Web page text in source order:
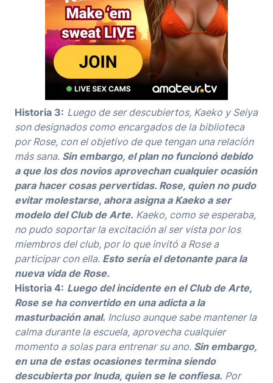
Historia 3: Luego de ser descubiertos, Kaeko y Seiya
son designados como encargados de la biblioteca
por Rose, con el objetivo de que tengan una relación
más sana. Sin embargo, el plan no funcionó debido
a que los dos novios aprovechan cualquier ocasión
para hacer cosas pervertidas. Rose, quien no pudo
evitar molestarse, ahora asigna a Kaeko a ser
modelo del Club de Arte. Kaeko, como se esperaba,
no pudo soportar la excitación al ser vista por los
miembros del club, por lo que invitó a Rose a
participar con ella. Esto sería el detonante para la
nueva vida de Rose.
Historia 4: Luego del incidente en el Club de Arte,
Rose se ha convertido en una adicta a la
masturbación anal. Incluso aunque sabe mantener la
calma durante la escuela, aprovecha cualquier
momento a solas para entrenar su ano. Sin embargo,
en una de estas ocasiones termina siendo
descubierta por Inuda, quien se le confiesa. Por